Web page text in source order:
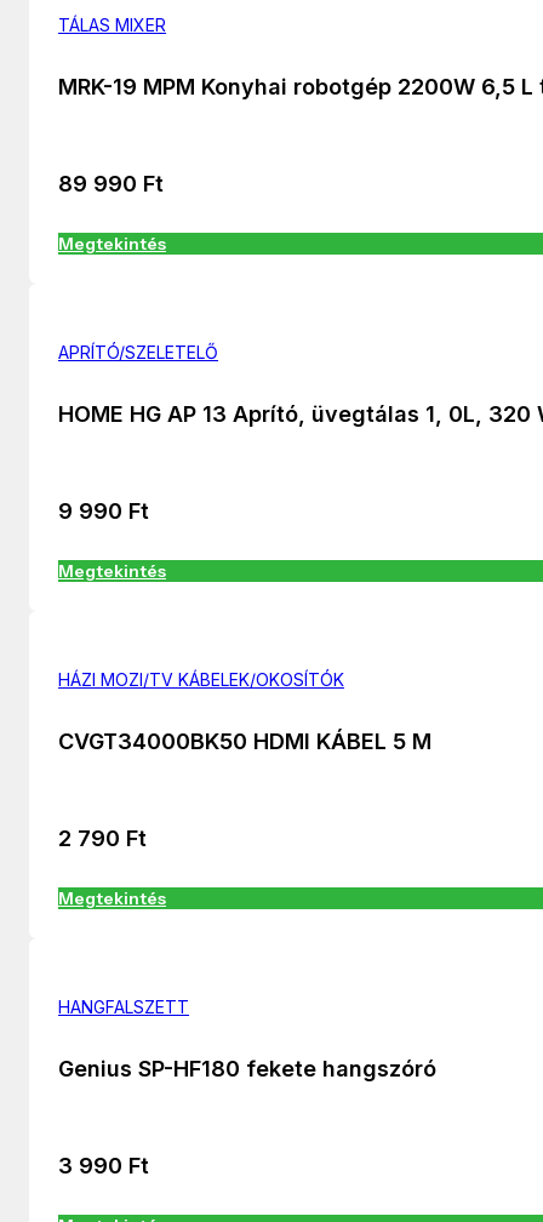
TÁLAS MIXER
MRK-19 MPM Konyhai robotgép 2200W 6,5 L
89 990 Ft
Megtekintés
APRÍTÓ/SZELETELŐ
HOME HG AP 13 Aprító, üvegtálas 1, 0L, 320
9 990 Ft
Megtekintés
HÁZI MOZI/TV KÁBELEK/OKOSÍTÓK
CVGT34000BK50 HDMI KÁBEL 5 M
2 790 Ft
Megtekintés
HANGFALSZETT
Genius SP-HF180 fekete hangszóró
3 990 Ft